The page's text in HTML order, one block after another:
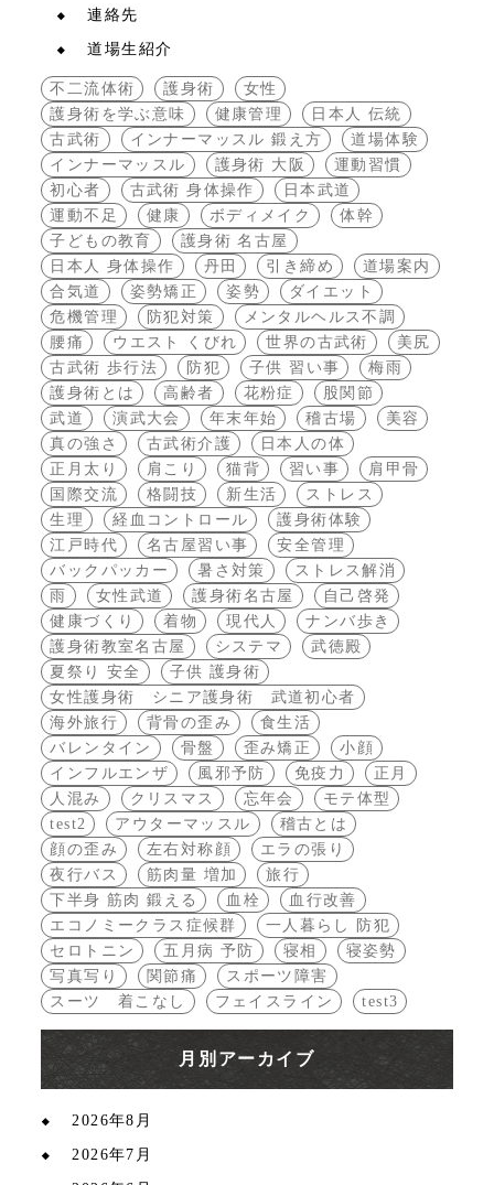
連絡先
道場生紹介
不二流体術 護身術
女性
護身術を学ぶ意味
健康管理
日本人 伝統
古武術
インナーマッスル 鍛え方
道場体験
インナーマッスル
護身術 大阪
運動習慣
初心者
古武術 身体操作
日本武道
運動不足
健康 ボディメイク
体幹
子どもの教育
護身術 名古屋
日本人 身体操作
丹田 引き締め
道場案内
合気道
姿勢矯正 姿勢
ダイエット
危機管理
防犯対策
メンタルヘルス不調
腰痛
ウエスト くびれ 世界の古武術
美尻
古武術 歩行法
防犯 子供 習い事
梅雨
護身術とは
高齢者 花粉症
股関節
武道
演武大会 年末年始 稽古場
美容
真の強さ
古武術介護
日本人の体
正月太り
肩こり 猫背 習い事
肩甲骨
国際交流
格闘技 新生活
ストレス
生理
経血コントロール
護身術体験
江戸時代
名古屋習い事
安全管理
バックパッカー
暑さ対策
ストレス解消
雨
女性武道 護身術名古屋
自己啓発
健康づくり
着物 現代人
ナンバ歩き
護身術教室名古屋
システマ
武徳殿
夏祭り 安全
子供 護身術
女性護身術 シニア護身術 武道初心者
海外旅行
背骨の歪み
食生活
バレンタイン
骨盤 歪み矯正
小顔
インフルエンザ
風邪予防 免疫力
正月
人混み
クリスマス 忘年会
モテ体型
test2
アウターマッスル
稽古とは
顔の歪み
左右対称顔
エラの張り
夜行バス
筋肉量 増加
旅行
下半身 筋肉 鍛える
血栓
血行改善
エコノミークラス症候群
一人暮らし 防犯
セロトニン
五月病 予防 寝相
寝姿勢
写真写り
関節痛
スポーツ障害
スーツ 着こなし
フェイスライン test3
月別アーカイブ
2026年8月
2026年7月